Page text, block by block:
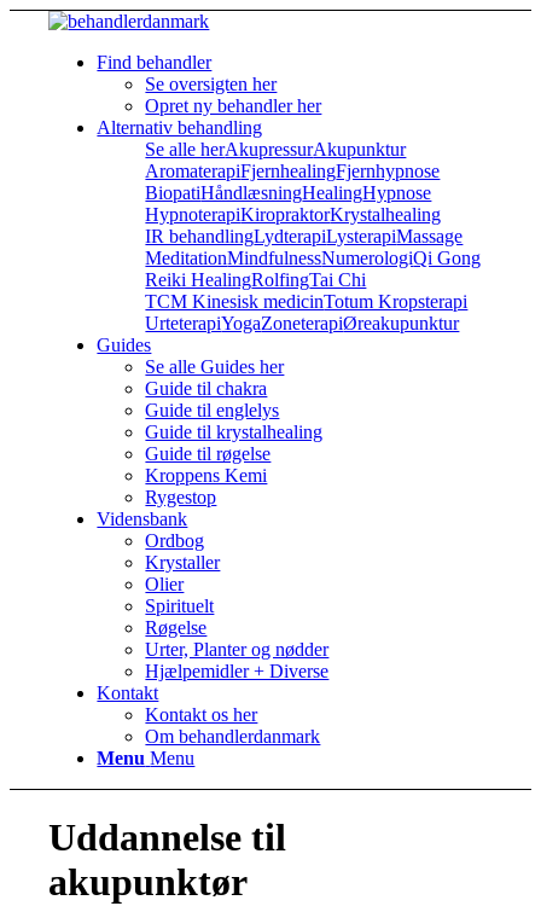
Find behandler
Se oversigten her
Opret ny behandler her
Alternativ behandling
Se alle herAkupressurAkupunktur
AromaterapiFjernhealingFjernhypnose
BiopatiHåndlæsningHealingHypnose
HypnoterapiKiropraktorKrystalhealing
IR behandlingLydterapiLysterapiMassage
MeditationMindfulnessNumerologiQi Gong
Reiki HealingRolfingTai Chi
TCM Kinesisk medicinTotum Kropsterapi
UrteterapiYogaZoneterapiØreakupunktur
Guides
Se alle Guides her
Guide til chakra
Guide til englelys
Guide til krystalhealing
Guide til røgelse
Kroppens Kemi
Rygestop
Vidensbank
Ordbog
Krystaller
Olier
Spirituelt
Røgelse
Urter, Planter og nødder
Hjælpemidler + Diverse
Kontakt
Kontakt os her
Om behandlerdanmark
Menu Menu
Uddannelse til
akupunktør